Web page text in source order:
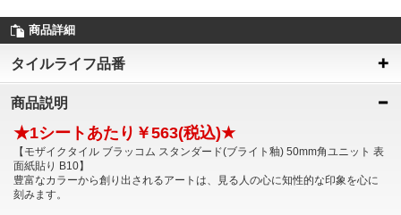
商品詳細
タイルライフ品番
商品説明
★1シートあたり￥563(税込)★
【モザイクタイル ブラッコム スタンダード(ブライト釉) 50mm角ユニット 表
面紙貼り B10】
豊富なカラーから創り出されるアートは、見る人の心に知性的な印象を心に
刻みます。